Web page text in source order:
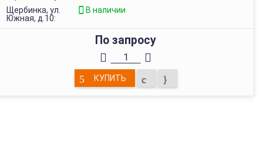
Щербинка, ул.
Южная, д.10:
В наличии
По запросу
КУПИТЬ